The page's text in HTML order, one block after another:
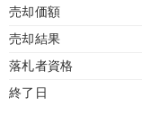
売却価額
売却結果
落札者資格
終了日